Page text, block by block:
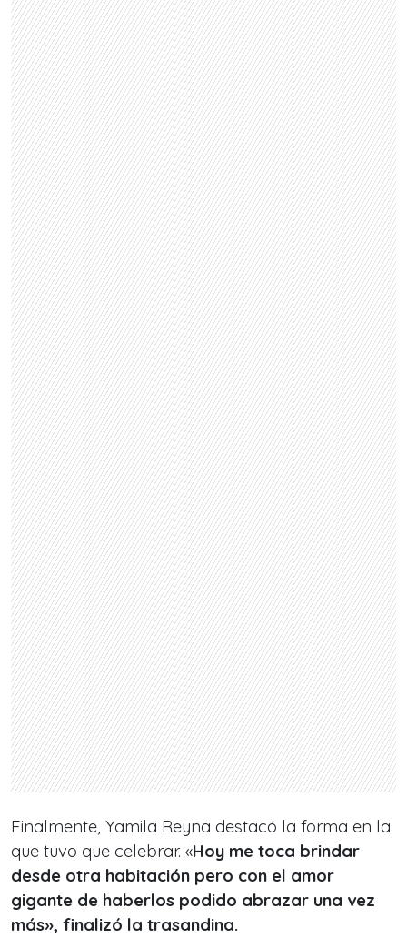
Finalmente, Yamila Reyna destacó la forma en la
que tuvo que celebrar. «Hoy me toca brindar
desde otra habitación pero con el amor
gigante de haberlos podido abrazar una vez
más», finalizó la trasandina.